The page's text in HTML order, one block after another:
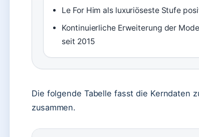
Le For Him als luxuriöseste Stufe
Kontinuierliche Erweiterung der
seit 2015
Die folgende Tabelle fasst die Kerndaten
zusammen.